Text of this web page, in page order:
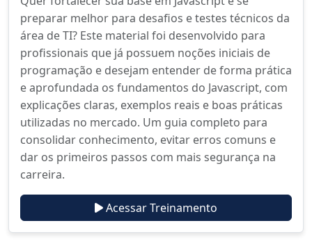
preparar melhor para desafios e testes técnicos da
área de TI? Este material foi desenvolvido para
profissionais que já possuem noções iniciais de
programação e desejam entender de forma prática
e aprofundada os fundamentos do Javascript, com
explicações claras, exemplos reais e boas práticas
utilizadas no mercado. Um guia completo para
consolidar conhecimento, evitar erros comuns e
dar os primeiros passos com mais segurança na
carreira.
Acessar Treinamento